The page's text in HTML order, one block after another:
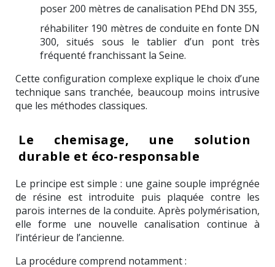
poser 200 mètres de canalisation PEhd DN 355,
réhabiliter 190 mètres de conduite en fonte DN
300, situés sous le tablier d’un pont très
fréquenté franchissant la Seine.
Cette configuration complexe explique le choix d’une
technique sans tranchée, beaucoup moins intrusive
que les méthodes classiques.
Le chemisage, une solution
durable et éco-responsable
Le principe est simple : une gaine souple imprégnée
de résine est introduite puis plaquée contre les
parois internes de la conduite. Après polymérisation,
elle forme une nouvelle canalisation continue à
l’intérieur de l’ancienne.
La procédure comprend notamment :